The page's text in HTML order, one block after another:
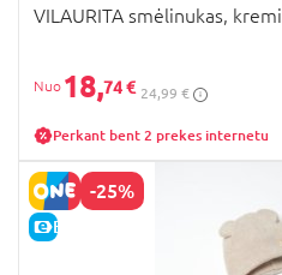
VILAURITA smėlinukas,
18,74 € 24,99 €
Perkant bent 2 prekes internetu
-25%
E-KAINA